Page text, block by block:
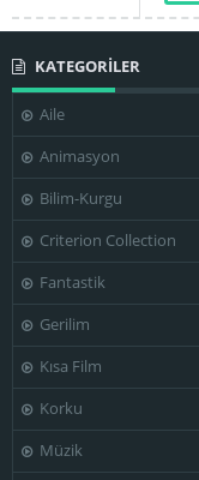
Roberto Medina
González
KATEGORİLER
Aile
Animasyon
Bilim-Kurgu
Criterion Collection
Fantastik
Gerilim
Kısa Film
Korku
Müzik